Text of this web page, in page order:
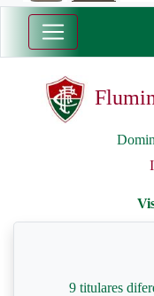
9 titulares